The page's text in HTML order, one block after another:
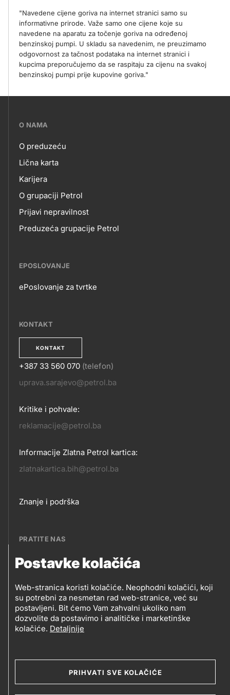
Postavke kolačića
Web-stranica koristi kolačiće. Neophodni kolačići, koji
su potrebni za nesmetan rad web-stranice, već su
postavljeni. Bit ćemo Vam zahvalni ukoliko nam
dozvolite da postavimo i analitičke i marketinške
kolačiće. Detaljnije
PRIHVATI SVE KOLAČIĆE
"Navedene cijene goriva na internet stranici samo su
informativne prirode. Važe samo one cijene koje su
navedene na aparatu za točenje goriva na određenoj
benzinskoj pumpi. U skladu sa navedenim, ne preuzimamo
odgovornost za tačnost podataka na internet stranici i
kupcima preporučujemo da se raspitaju za cijenu na svakoj
benzinskoj pumpi prije kupovine goriva."
???
skupno.footer-
title???
O NAMA
O
NAMA
O preduzeću
Lična karta
Karijera
O grupaciji Petrol
Prijavi nepravilnost
Preduzeća grupacije Petrol
EPOSLOVANJE
ePoslovanje za tvrtke
KONTAKT
KONTAKT
KONTAKT
+387 33 560 070 (telefon)
uprava.sarajevo@petrol.ba
Kritike i pohvale:
reklamacije@petrol.ba
Informacije Zlatna Petrol kartica:
zlatnakartica.bih@petrol.ba
Footer
Znanje i podrška
PRATITE NAS
PRATITE
NAS
Petrol BH Oil Company, d.o.o.
Džemala Bijedića 202, 71210 Ilidža, Sarajevo
Social
media
2019-2026 Petrol BH Oil Company d.o.o. i Petrol d.d.,